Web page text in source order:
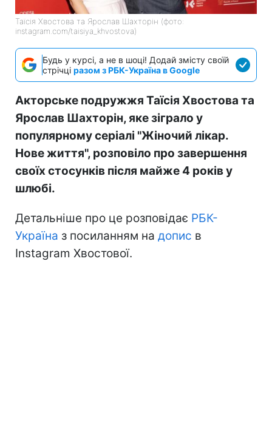
Таїсія Хвостова та Ярослав Шахторін (фото:
instagram.com/taisiya_khvostova)
Будь у курсі, а не в шоці! Додай змісту своїй
стрічці разом з РБК-Україна в Google
Акторське подружжя Таїсія Хвостова та
Ярослав Шахторін, яке зіграло у
популярному серіалі "Жіночий лікар.
Нове життя", розповіло про завершення
своїх стосунків після майже 4 років у
шлюбі.
Детальніше про це розповідає РБК-
Україна з посиланням на допис в
Instagram Хвостової.